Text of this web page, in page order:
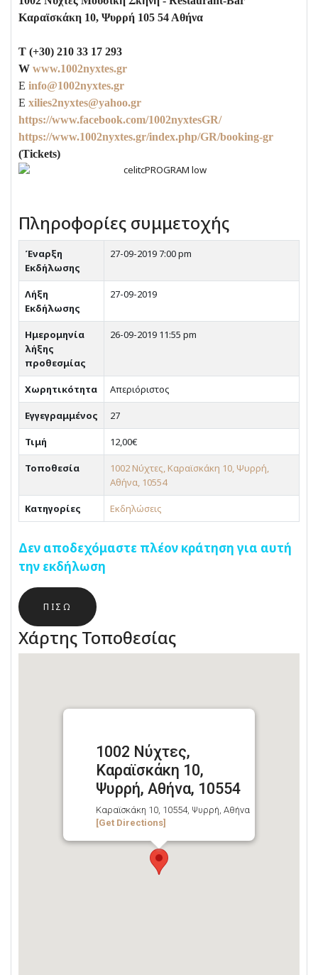
Καραϊσκάκη 10, Ψυρρή 105 54 Αθήνα
T (+30) 210 33 17 293
W www.1002nyxtes.gr
E info@1002nyxtes.gr
E xilies2nyxtes@yahoo.gr
https://www.facebook.com/1002nyxtesGR/
https://www.1002nyxtes.gr/index.php/GR/booking-gr
(Tickets)
Πληροφορίες συμμετοχής
Έναρξη
Εκδήλωσης
27-09-2019 7:00 pm
Λήξη
Εκδήλωσης
27-09-2019
Ημερομηνία
λήξης
προθεσμίας
26-09-2019 11:55 pm
Χωρητικότητα Απεριόριστος
Εγγεγραμμένος 27
Τιμή 12,00€
Τοποθεσία
1002 Νύχτες, Καραϊσκάκη 10, Ψυρρή,
Αθήνα, 10554
Κατηγορίες Εκδηλώσεις
Δεν αποδεχόμαστε πλέον κράτηση για αυτή
την εκδήλωση
ΠΊΣΩ
Χάρτης Τοποθεσίας
1002 Νύχτες,
Καραϊσκάκη 10,
Ψυρρή, Αθήνα, 10554
Καραϊσκάκη 10, 10554, Ψυρρή, Αθήνα
[Get Directions]